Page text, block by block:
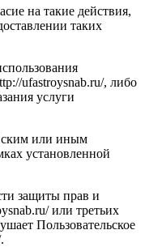
на такие действия,
таких
ufastroysnab.ru/, либо
услуги
или иным
установленной
защиты прав и
или третьих
Пользовательское